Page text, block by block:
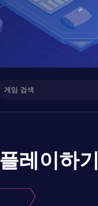
플레이하기